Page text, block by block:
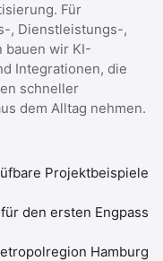
Für
, Dienstleistungs-,
bauen wir KI-
Integrationen, die
schneller
dem Alltag nehmen.
Projektbeispiele
den ersten Engpass
Hamburg